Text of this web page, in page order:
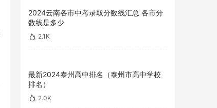
2024云南各市中考录取分数线汇总 各市分
数线是多少
2.1K
最新2024泰州高中排名（泰州市高中学校
排名）
2.0K